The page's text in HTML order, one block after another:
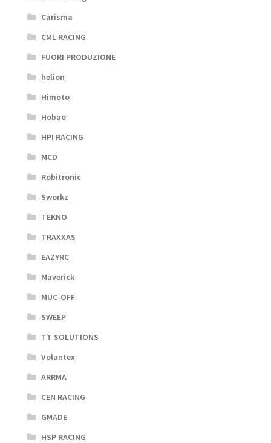
Carisma
CML RACING
FUORI PRODUZIONE
helion
Himoto
Hobao
HPI RACING
MCD
Robitronic
Sworkz
TEKNO
TRAXXAS
EAZYRC
Maverick
MUC-OFF
SWEEP
TT SOLUTIONS
Volantex
ARRMA
CEN RACING
GMADE
HSP RACING